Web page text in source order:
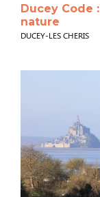
Ducey Code
nature
DUCEY-LES CHERIS